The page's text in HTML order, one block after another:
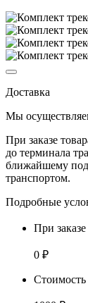
Доставка
Мы
При заказе
до терминала
ближайшему
транспортом.
Подробные
При
0 ₽